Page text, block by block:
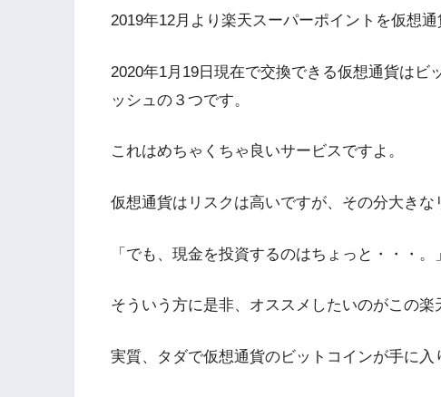
2019年12月より楽天スーパーポイントを仮想
2020年1月19日現在で交換できる仮想通貨は
ッシュの３つです。
これはめちゃくちゃ良いサービスですよ。
仮想通貨はリスクは高いですが、その分大きな
「でも、現金を投資するのはちょっと・・・
そういう方に是非、オススメしたいのがこの楽
実質、タダで仮想通貨のビットコインが手に入